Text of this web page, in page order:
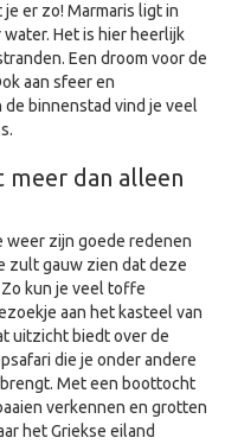
er zo! Marmaris ligt in
Het is hier heerlijk
Een droom voor de
aan sfeer en
binnenstad vind je veel
meer dan alleen
weer zijn goede redenen
zult gauw zien dat deze
kun je veel toffe
aan het kasteel van
uitzicht biedt over de
die je onder andere
Met een boottocht
verkennen en grotten
het Griekse eiland